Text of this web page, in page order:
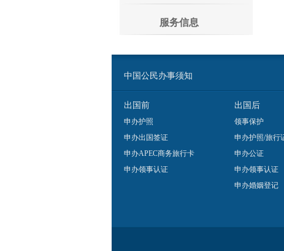
服务信息
中国公民办事须知
出国前
申办护照
申办出国签证
申办APEC商务旅行卡
申办领事认证
出国后
领事保护
申办护照/旅行
申办公证
申办领事认证
申办婚姻登记